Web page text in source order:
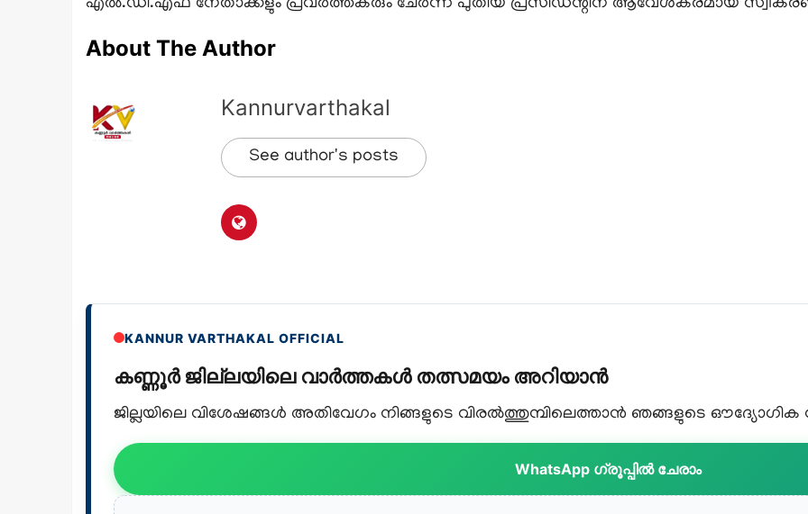
About The Author
Kannurvarthakal
See author's posts
KANNUR VARTHAKAL OFFICIAL
കണ്ണൂർ ജില്ലയിലെ വാർത്തകൾ തത്സമയം അറിയാൻ
ജില്ലയിലെ വിശേഷങ്ങൾ അതിവേഗം നിങ്ങളുടെ വിരൽത്തുമ്പിലെത്താൻ ഞങ്ങളുടെ ഔദ്യോഗിക
WhatsApp ഗ്രൂപ്പിൽ ചേരാം